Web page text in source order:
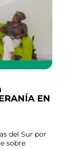
EN
del Sur por
sobre